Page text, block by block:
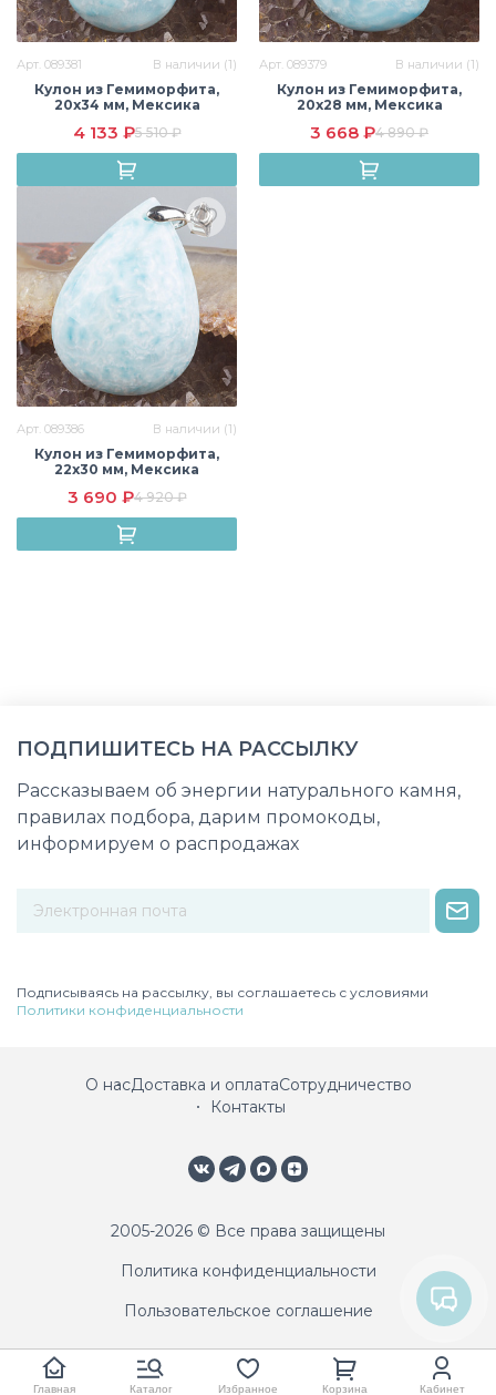
Арт. 089381 В наличии (1)
Кулон из Гемиморфита,
20х34 мм, Мексика
4 133 ₽5 510 ₽
Арт. 089379 В наличии (1)
Кулон из Гемиморфита,
20х28 мм, Мексика
3 668 ₽4 890 ₽
Арт. 089386 В наличии (1)
Кулон из Гемиморфита,
22х30 мм, Мексика
3 690 ₽4 920 ₽
ПОДПИШИТЕСЬ НА РАССЫЛКУ
Рассказываем об энергии натурального камня,
правилах подбора, дарим промокоды,
информируем о распродажах
Подписываясь на рассылку, вы соглашаетесь с условиями
Политики конфиденциальности
О насДоставка и оплатаСотрудничество
Контакты
2005-2026 © Все права защищены
Политика конфиденциальности
Пользовательское соглашение
Главная Каталог Избранное Корзина Кабинет